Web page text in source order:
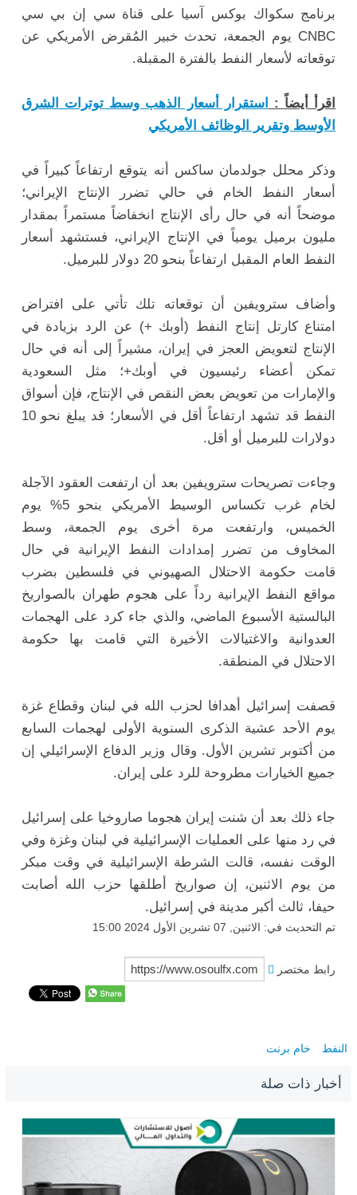
برنامج سكواك بوكس ​​آسيا على قناة سي إن بي سي
CNBC يوم الجمعة، تحدث خبير المُقرض الأمريكي عن
توقعاته لأسعار النفط بالفترة المقبلة.
اقرأ أيضاً :
استقرار أسعار الذهب وسط توترات الشرق
الأوسط وتقرير الوظائف الأمريكي
وذكر محلل جولدمان ساكس أنه يتوقع ارتفاعاً كبيراً في
أسعار النفط الخام في حالي تضرر الإنتاج الإيراني؛
موضحاً أنه في حال رأى الإنتاج انخفاضاً مستمراً بمقدار
مليون برميل يومياً في الإنتاج الإيراني، فستشهد أسعار
النفط العام المقبل ارتفاعاً بنحو 20 دولار للبرميل.
وأضاف سترويفين أن توقعاته تلك تأتي على افتراض
امتناع كارتل إنتاج النفط (أوبك +) عن الرد بزيادة في
الإنتاج لتعويض العجز في إيران، مشيراً إلى أنه في حال
تمكن أعضاء رئيسيون في أوبك+؛ مثل السعودية
والإمارات من تعويض بعض النقص في الإنتاج، فإن أسواق
النفط قد تشهد ارتفاعاً أقل في الأسعار؛ قد يبلغ نحو 10
دولارات للبرميل أو أقل.
وجاءت تصريحات سترويفين بعد أن ارتفعت العقود الآجلة
لخام غرب تكساس الوسيط الأمريكي بنحو 5% يوم
الخميس، وارتفعت مرة أخرى يوم الجمعة، وسط
المخاوف من تضرر إمدادات النفط الإيرانية في حال
قامت حكومة الاحتلال الصهيوني في فلسطين بضرب
مواقع النفط الإيرانية رداً على هجوم طهران بالصواريخ
البالستية الأسبوع الماضي، والذي جاء كرد على الهجمات
العدوانية والاغتيالات الأخيرة التي قامت بها حكومة
الاحتلال في المنطقة.
قصفت إسرائيل أهدافا لحزب الله في لبنان وقطاع غزة
يوم الأحد عشية الذكرى السنوية الأولى لهجمات السابع
من أكتوبر تشرين الأول. وقال وزير الدفاع الإسرائيلي إن
جميع الخيارات مطروحة للرد على إيران.
جاء ذلك بعد أن شنت إيران هجوما صاروخيا على إسرائيل
في رد منها على العمليات الإسرائيلية في لبنان وغزة وفي
الوقت نفسه، قالت الشرطة الإسرائيلية في وقت مبكر
من يوم الاثنين، إن صواريخ أطلقها حزب الله أصابت
حيفا، ثالث أكبر مدينة في إسرائيل.
تم التحديث في: الاثنين, 07 تشرين الأول 2024 15:00
رابط مختصر
النفط خام برنت
أخبار ذات صلة